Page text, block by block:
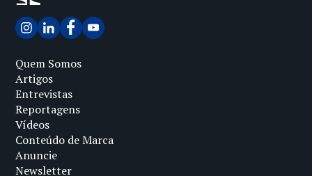
Quem Somos
Artigos
Entrevistas
Reportagens
Vídeos
Conteúdo de Marca
Anuncie
Newsletter